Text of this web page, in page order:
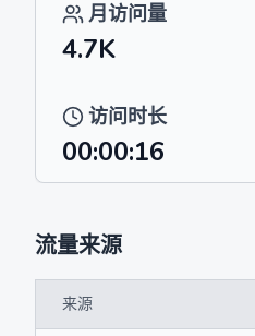
月访问量
4.7K
访问时长
00:00:16
流量来源
来源